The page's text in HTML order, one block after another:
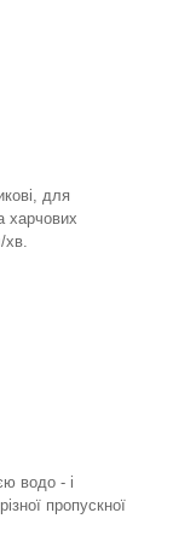
для
харчових
хв.
водо - і
пропускної